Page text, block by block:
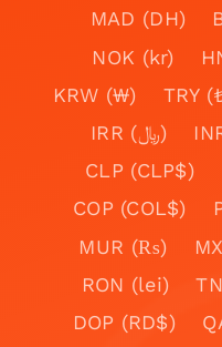
MAD (DH)
NOK (kr)
KRW (₩)
TRY
IRR (﷼)
CLP (CLP$)
COP (COL$)
MUR (₨)
RON (lei)
DOP (RD$)